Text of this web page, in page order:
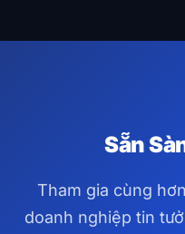
quốc gia. Bạn cũng có
Sẵn
Tham gia cùng
doanh nghiệp tin